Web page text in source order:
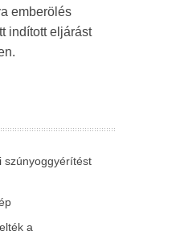
emberölés
indított eljárást
szúnyoggyérítést
a